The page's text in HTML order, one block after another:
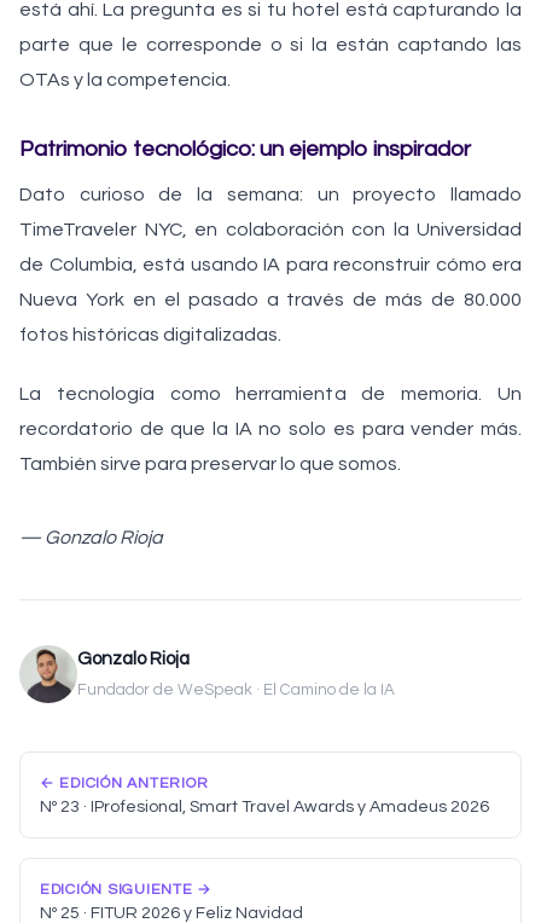
está ahí. La pregunta es si tu hotel está capturando la
parte que le corresponde o si la están captando las
OTAs y la competencia.
Patrimonio tecnológico: un ejemplo inspirador
Dato curioso de la semana: un proyecto llamado
TimeTraveler NYC, en colaboración con la Universidad
de Columbia, está usando IA para reconstruir cómo era
Nueva York en el pasado a través de más de 80.000
fotos históricas digitalizadas.
La tecnología como herramienta de memoria. Un
recordatorio de que la IA no solo es para vender más.
También sirve para preservar lo que somos.
— Gonzalo Rioja
Gonzalo Rioja
Fundador de WeSpeak · El Camino de la IA
← EDICIÓN ANTERIOR
Nº 23 · IProfesional, Smart Travel Awards y Amadeus 2026
EDICIÓN SIGUIENTE →
Nº 25 · FITUR 2026 y Feliz Navidad